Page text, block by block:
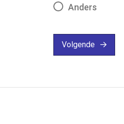
Anders
Volgende